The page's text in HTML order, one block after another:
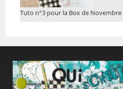
Tuto n°3 pour la Box de Novembre